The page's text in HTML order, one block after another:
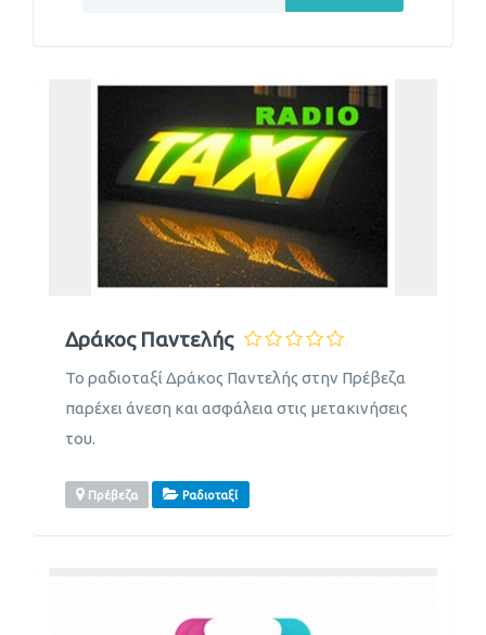
Δράκος Παντελής
Το ραδιοταξί Δράκος Παντελής στην Πρέβεζα
παρέχει άνεση και ασφάλεια στις μετακινήσεις
του.
Πρέβεζα Ραδιοταξί